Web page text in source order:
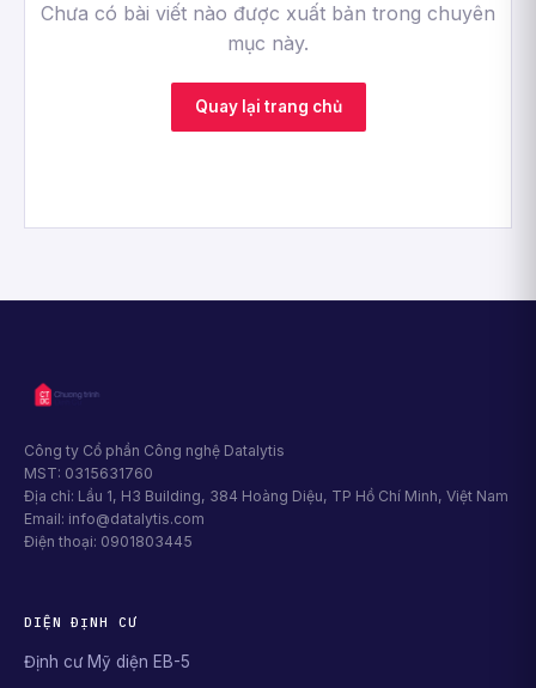
Chưa có bài viết nào được xuất bản trong chuyên
mục này.
Quay lại trang chủ
Công ty Cổ phần Công nghệ Datalytis
MST: 0315631760
Địa chỉ: Lầu 1, H3 Building, 384 Hoàng Diệu, TP Hồ Chí Minh, Việt Nam
Email: info@datalytis.com
Điện thoại: 0901803445
DIỆN ĐỊNH CƯ
Định cư Mỹ diện EB-5